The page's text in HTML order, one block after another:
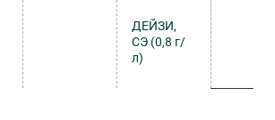
ДЕЙЗИ,
СЭ (0,8 г/
л)